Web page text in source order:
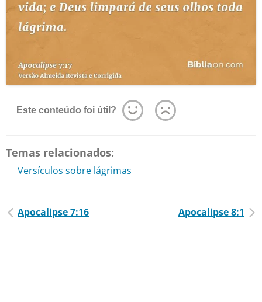
Este conteúdo foi útil?
Temas relacionados:
Versículos sobre lágrimas
Apocalipse 7:16 Apocalipse 8:1